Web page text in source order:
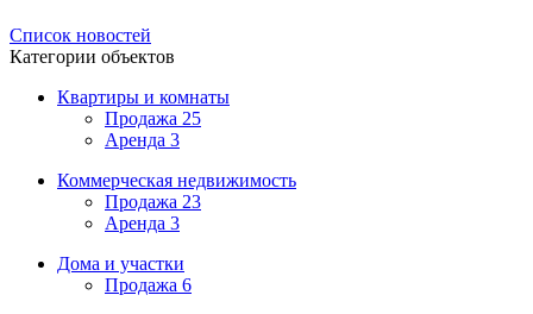
Список новостей
Категории объектов
Квартиры и комнаты
Продажа 25
Аренда 3
Коммерческая недвижимость
Продажа 23
Аренда 3
Дома и участки
Продажа 6